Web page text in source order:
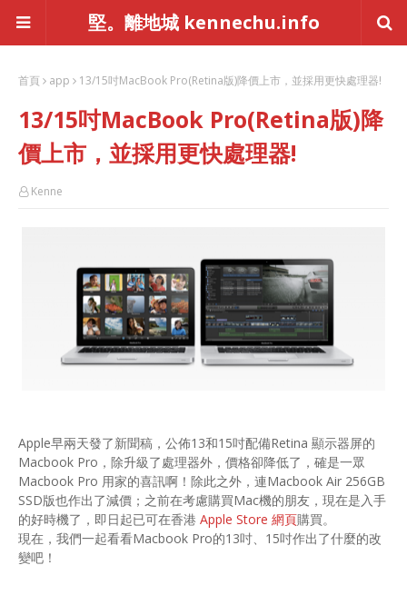
堅。離地城 kennechu.info
首頁 app 13/15吋MacBook Pro(Retina版)降價上市，並採用更快處理器!
13/15吋MacBook Pro(Retina版)降
價上市，並採用更快處理器!
Kenne
Apple早兩天發了新聞稿，公佈13和15吋配備Retina 顯示器屏的
Macbook Pro，除升級了處理器外，價格卻降低了，確是一眾
Macbook Pro 用家的喜訊啊！除此之外，連Macbook Air 256GB
SSD版也作出了減價；之前在考慮購買Mac機的朋友，現在是入手
的好時機了，即日起已可在香港 Apple Store 網頁購買。
現在，我們一起看看Macbook Pro的13吋、15吋作出了什麼的改
變吧！